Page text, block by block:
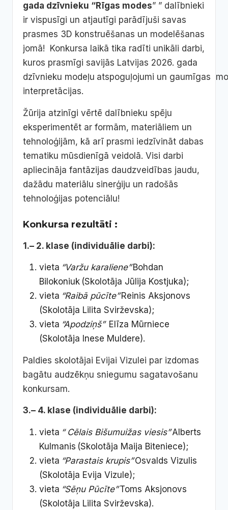
gada dzīvnieku “Rīgas modes” ” dalībnieki
ir vispusīgi un atjautīgi parādījuši savas
prasmes 3D konstruēšanas un modelēšanas
jomā! Konkursa laikā tika radīti unikāli darbi,
kuros prasmīgi savijās Latvijas 2026. gada
dzīvnieku modeļu atspoguļojumi un gaumīgas
interpretācijas.
Žūrija atzinīgi vērtē dalībnieku spēju
eksperimentēt ar formām, materiāliem un
tehnoloģijām, kā arī prasmi iedzīvināt dabas
tematiku mūsdienīgā veidolā. Visi darbi
apliecināja fantāzijas daudzveidības jaudu,
dažādu materiālu sinerģiju un radošās
tehnoloģijas potenciālu!
Konkursa rezultāti :
1.– 2. klase (individuālie darbi):
vieta “Varžu karaliene”Bohdan
Bilokoniuk (Skolotāja Jūlija Kostjuka);
vieta “Raibā pūcīte” Reinis Aksjonovs
(Skolotāja Lilita Svirževska);
vieta “Apodziņš”Elīza Mūrniece
(Skolotāja Inese Muldere).
Paldies skolotājai Evijai Vizulei par izdomas
bagātu audzēkņu sniegumu sagatavošanu
konkursam.
3.– 4. klase (individuālie darbi):
vieta “ Cēlais Bišumuižas viesis”Alberts
Kulmanis (Skolotāja Maija Biteniece);
vieta “Parastais krupis”Osvalds Vizulis
(Skolotāja Evija Vizule);
vieta “Sēņu Pūcīte”Toms Aksjonovs
(Skolotāja Lilita Svirževska).